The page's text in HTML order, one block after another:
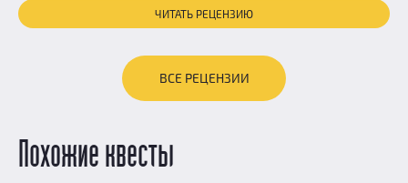
ЧИТАТЬ РЕЦЕНЗИЮ
ВСЕ РЕЦЕНЗИИ
Похожие квесты